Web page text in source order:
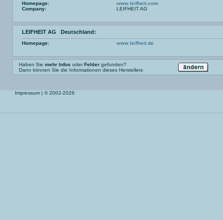
Homepage:
www.leifheit.com
Company:
LEIFHEIT AG
LEIFHEIT AG Deutschland:
Homepage: www.leifheit.de
Haben Sie mehr Infos oderFehler gefunden?
Dann können Sie die Informationen dieses Herstellers
Impressum | © 2002-2026